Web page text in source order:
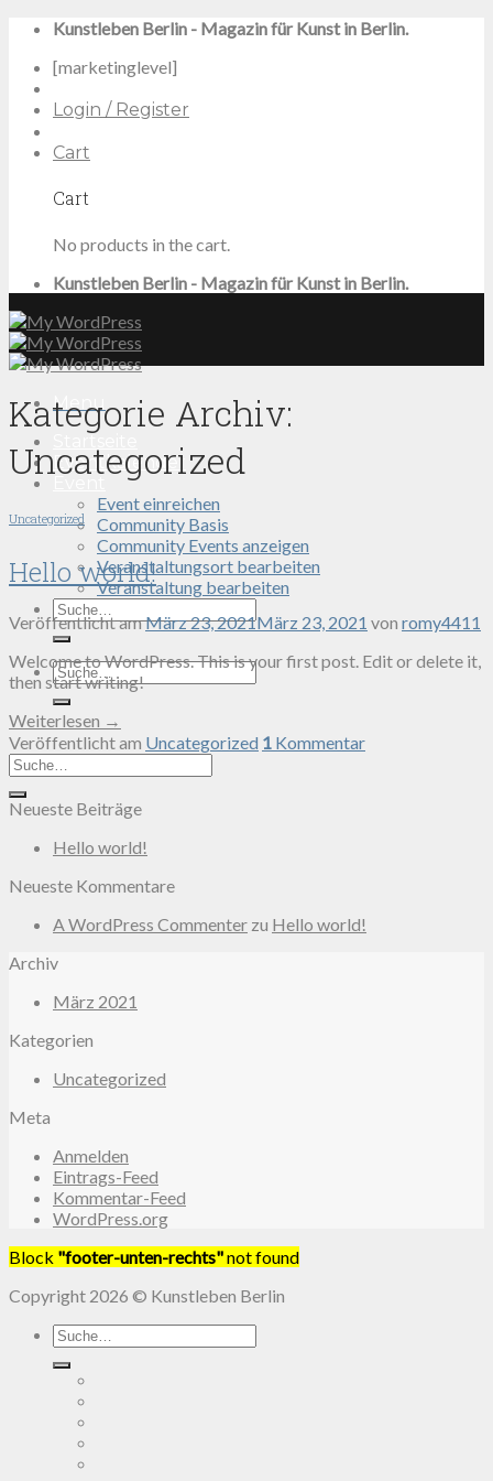
Skip
content
Kunstleben Berlin - Magazin für Kunst in Berlin.
[marketinglevel]
Login / Register
Cart
Cart
No products in the cart.
Kunstleben Berlin - Magazin für Kunst in Berlin.
Menu
Eventkalender
Event einreichen
Community Basis
Community Events anzeigen
Veranstaltungsort bearbeiten
Veranstaltung bearbeiten
Search
for:
Search
for:
Kategorie Archiv:
Uncategorized
Uncategorized
Hello world!
Veröffentlicht amMärz 23, 2021März 23, 2021 von romy4411
Welcome to WordPress. This is your first post. Edit or delete it,
then start writing!
Weiterlesen →
Veröffentlicht am Uncategorized 1 Kommentar
Neueste Beiträge
Hello world!
Neueste Kommentare
A WordPress Commenter zu Hello world!
Archiv
März 2021
Kategorien
Uncategorized
Meta
Anmelden
Eintrags-Feed
Kommentar-Feed
WordPress.org
Block "footer-unten-rechts"not found
Copyright 2026 © Kunstleben Berlin
Search
for: